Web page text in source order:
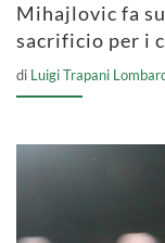
Mihajlovic fa
sacrificio per i
di Luigi Trapani